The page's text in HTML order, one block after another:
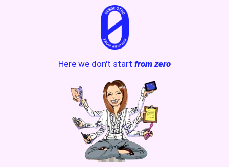
Here we don't start from zero